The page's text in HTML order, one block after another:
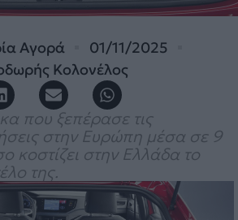
Αγορά
01/11/2025
Κολονέλος
που ξεπέρασε τις
στην Ευρώπη μέσα σε 9
κοστίζει στην Ελλάδα το
της.